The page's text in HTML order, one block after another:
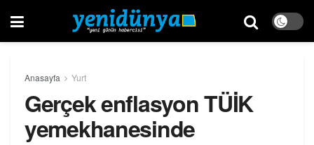
Anasayfa Yurt
Gerçek enflasyon TÜİK
yemekhanesinde